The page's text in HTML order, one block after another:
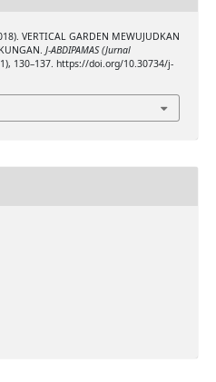
VERTICAL GARDEN MEWUJUDKAN
J-ABDIPAMAS (Jurnal
130–137. https://doi.org/10.30734/j-